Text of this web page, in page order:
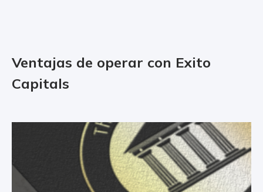
Ventajas de operar con Exito
Capitals